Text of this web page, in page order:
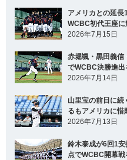
アメリカとの延長
WCBC初代王座に
2026年7月15日
赤堀颯・黒田義信
でWCBC決勝進出
2026年7月14日
山里宝の前日に続
るもアメリカに惜
2026年7月13日
鈴木泰成が6回1
点でWCBC開幕戦